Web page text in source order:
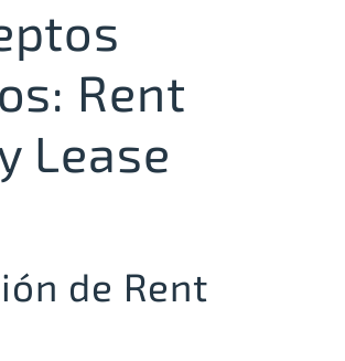
Rent
Lease
de Rent